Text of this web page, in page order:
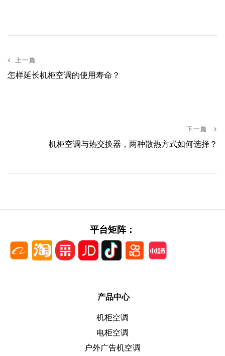
上一篇
怎样延长机柜空调的使用寿命？
下一篇
机柜空调与热交换器，两种散热方式如何选择？
平台矩阵：
产品中心
机柜空调
电柜空调
户外广告机空调